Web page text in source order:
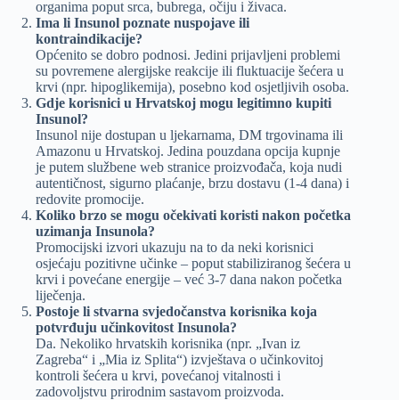
organima poput srca, bubrega, očiju i živaca.
Ima li Insunol poznate nuspojave ili
kontraindikacije?
Općenito se dobro podnosi. Jedini prijavljeni problemi
su povremene alergijske reakcije ili fluktuacije šećera u
krvi (npr. hipoglikemija), posebno kod osjetljivih osoba.
Gdje korisnici u Hrvatskoj mogu legitimno kupiti
Insunol?
Insunol nije dostupan u ljekarnama, DM trgovinama ili
Amazonu u Hrvatskoj. Jedina pouzdana opcija kupnje
je putem službene web stranice proizvođača, koja nudi
autentičnost, sigurno plaćanje, brzu dostavu (1-4 dana) i
redovite promocije.
Koliko brzo se mogu očekivati ​​koristi nakon početka
uzimanja Insunola?
Promocijski izvori ukazuju na to da neki korisnici
osjećaju pozitivne učinke – poput stabiliziranog šećera u
krvi i povećane energije – već 3-7 dana nakon početka
liječenja.
Postoje li stvarna svjedočanstva korisnika koja
potvrđuju učinkovitost Insunola?
Da. Nekoliko hrvatskih korisnika (npr. „Ivan iz
Zagreba“ i „Mia iz Splita“) izvještava o učinkovitoj
kontroli šećera u krvi, povećanoj vitalnosti i
zadovoljstvu prirodnim sastavom proizvoda.